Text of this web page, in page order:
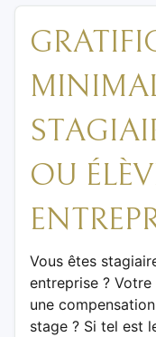
OU
Vous êtes
entreprise ?
une
stage ? Si tel est